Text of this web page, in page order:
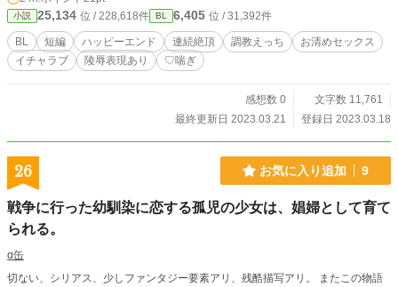
小説 25,134 位 / 228,618件 BL 6,405 位 / 31,392件
BL 短編 ハッピーエンド 連続絶頂 調教えっち
お清めセックス
イチャラブ
陵辱表現あり ♡喘ぎ
感想数 0
文字数 11,761
最終更新日 2023.03.21
登録日 2023.03.18
26 お気に入り追加 9
戦争に行った幼馴染に恋する孤児の少女は、娼婦として育て
られる。
‪α‬缶
切ない、シリアス、少しファンタジー要素アリ、残酷描写アリ。 またこの物語